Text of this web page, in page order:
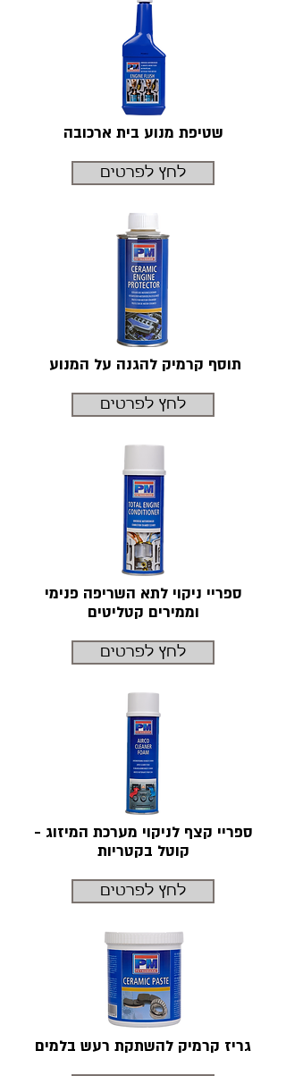
שטיפת מנוע בית ארכובה
לחץ לפרטים
תוסף קרמיק להגנה על המנוע
לחץ לפרטים
ספריי ניקוי לתא השריפה פנימי
וממירים קטליטים
לחץ לפרטים
ספריי קצף לניקוי מערכת המיזוג -
קוטל בקטריות
לחץ לפרטים
גריז קרמיק להשתקת רעש בלמים